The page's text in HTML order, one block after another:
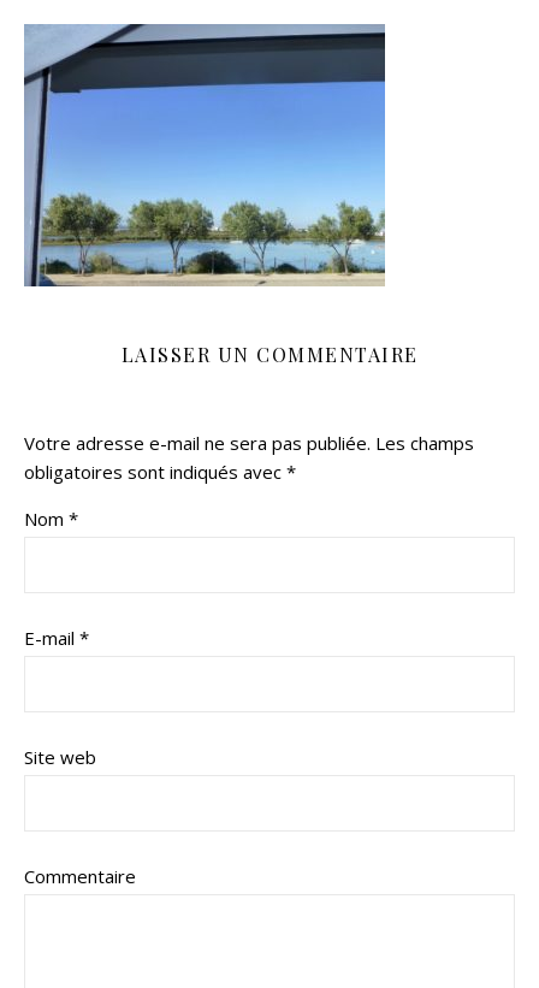
LAISSER UN COMMENTAIRE
Votre adresse e-mail ne sera pas publiée. Les champs
obligatoires sont indiqués avec *
Nom *
E-mail *
Site web
Commentaire